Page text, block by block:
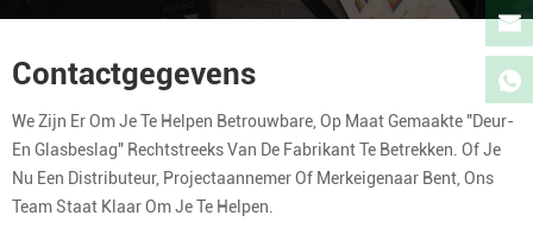
Contactgegevens
We Zijn Er Om Je Te Helpen Betrouwbare, Op Maat Gemaakte "deur-
En Glasbeslag" Rechtstreeks Van De Fabrikant Te Betrekken. Of Je
Nu Een Distributeur, Projectaannemer Of Merkeigenaar Bent, Ons
Team Staat Klaar Om Je Te Helpen.